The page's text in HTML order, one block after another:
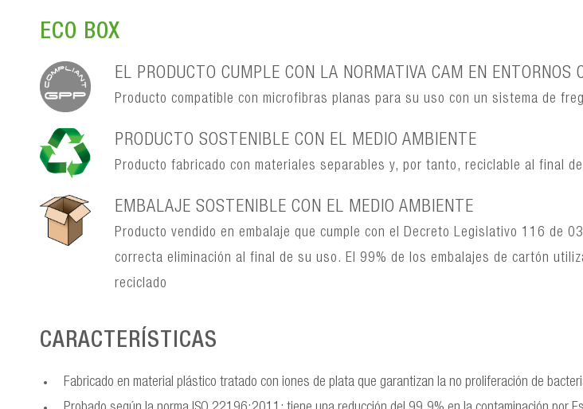
ECO BOX
EL PRODUCTO CUMPLE CON LA NORMATIVA CAM EN ENTORNOS
Producto compatible con microfibras planas para su uso con un sistema de
PRODUCTO SOSTENIBLE CON EL MEDIO AMBIENTE
Producto fabricado con materiales separables y, por tanto, reciclable al final
EMBALAJE SOSTENIBLE CON EL MEDIO AMBIENTE
Producto vendido en embalaje que cumple con el Decreto Legislativo 116 de
correcta eliminación al final de su uso. El 99% de los embalajes de cartón
reciclado
CARACTERÍSTICAS
Fabricado en material plástico tratado con iones de plata que garantizan la no proliferación de